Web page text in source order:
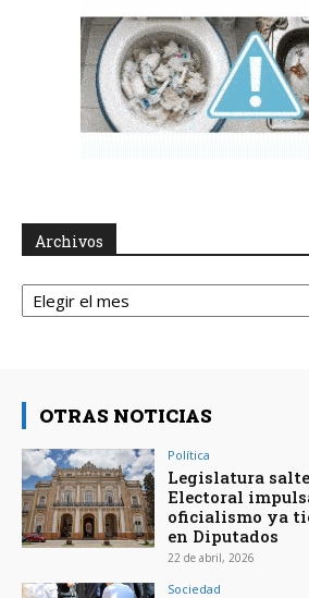
Archivos
Archivos
OTRAS NOTICIAS
Política
Legislatura
Electoral
oficialismo ya
en Diputados
22 de abril, 2026
Sociedad